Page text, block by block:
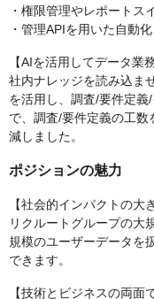
・権限管理やレポートス
・管理APIを用いた自動
【AIを活用してデータ業
社内ナレッジを読み込ま
を活用し、調査/要件定義
で、調査/要件定義の工
減しました。
ポジションの魅力
【社会的インパクトの大
リクルートグループの大
規模のユーザーデータを
できます。
【技術とビジネスの両面